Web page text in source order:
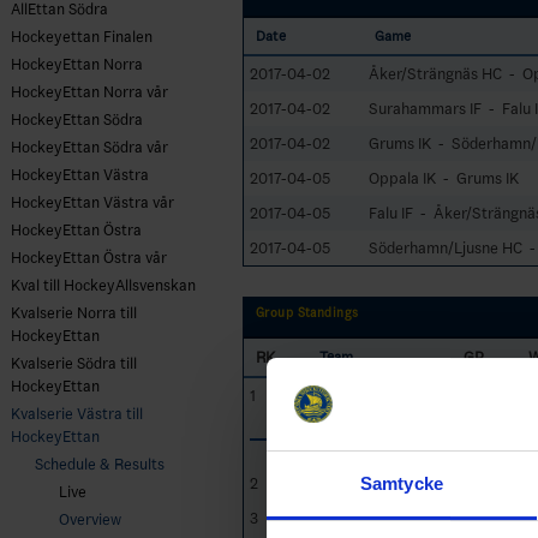
Samtycke
AllEttan Södra
Hockeyettan Finalen
HockeyEttan Norra
HockeyEttan Norra vår
HockeyEttan Södra
HockeyEttan Södra vår
HockeyEttan Västra
HockeyEttan Västra vår
HockeyEttan Östra
HockeyEttan Östra vår
Kval till HockeyAllsvenskan
Kvalserie Norra till
HockeyEttan
Kvalserie Södra till
HockeyEttan
Kvalserie Västra till
HockeyEttan
Schedule & Results
Live
Overview
Date Game
2017-04-02 Åker/Strängnäs HC -
2017-04-02
Surahammars IF - Falu
2017-04-02
Grums IK - Söderhamn/
2017-04-05
Oppala IK - Grums IK
2017-04-05
Falu IF - Åker/
2017-04-05
Söderhamn/Ljusne HC
Group Standings
RK Team GP
1
Surahammars IF
2 Grums IK
3
Söderhamn/Ljusne
10 4